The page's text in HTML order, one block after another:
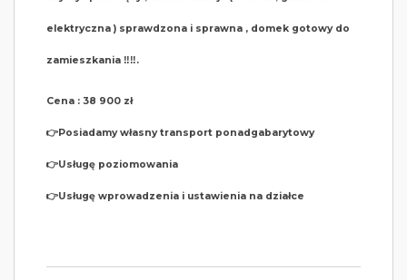
elektryczna ) sprawdzona i sprawna , domek gotowy do
zamieszkania ‼️‼️.
Cena : 38 900 zł
👉Posiadamy własny transport ponadgabarytowy
👉Usługę poziomowania
👉Usługę wprowadzenia i ustawienia na działce